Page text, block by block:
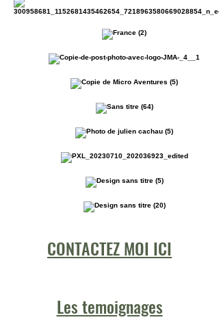
CONTACTEZ MOI ICI
Les temoignages